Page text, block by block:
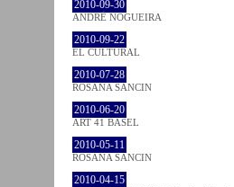
2010-09-30
ANDRÉ NOGUEIRA
2010-09-22
EL CULTURAL
2010-07-28
ROSANA SANCIN
2010-06-20
ART 41 BASEL
2010-05-11
ROSANA SANCIN
2010-04-15